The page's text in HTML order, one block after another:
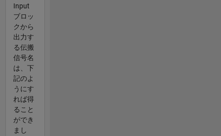
Input
ブロッ
クから
出力す
る伝搬
信号名
は、下
記のよ
うにす
れば得
ること
ができ
まし